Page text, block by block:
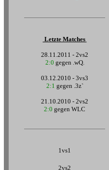
Letzte Matches
28.11.2011 - 2vs2
2:0 gegen .wQ.
03.12.2010 - 3vs3
2:1 gegen .3z`
21.10.2010 - 2vs2
2:0 gegen WLC
1vs1
2vs2